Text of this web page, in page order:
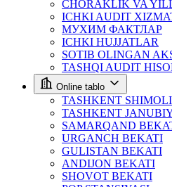
CHORAKLIK VA
ICHKI AUDIT
МУХИМ ФАКТЛАР
ICHKI HUJJATLAR
SOTIB OLINGAN
TASHQI AUDIT
Online tablo
TASHKENT
TASHKENT
SAMARQAND
URGANCH BEKATI
GULISTAN BEKATI
ANDIJON BEKATI
SHOVOT BEKATI